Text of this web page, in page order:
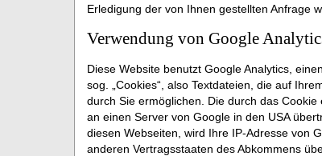
Erledigung der von Ihnen gestellten Anfrage
Verwendung von Google
Diese Website benutzt Google Analytics,
sog. „Cookies“, also Textdateien, die auf
durch Sie ermöglichen. Die durch das
an einen Server von Google in den USA
diesen Webseiten, wird Ihre IP-Adresse von
anderen Vertragsstaaten des Abkommens